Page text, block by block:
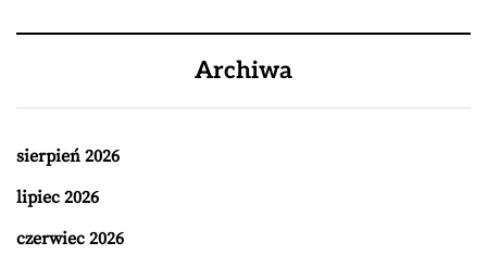
Archiwa
sierpień 2026
lipiec 2026
czerwiec 2026